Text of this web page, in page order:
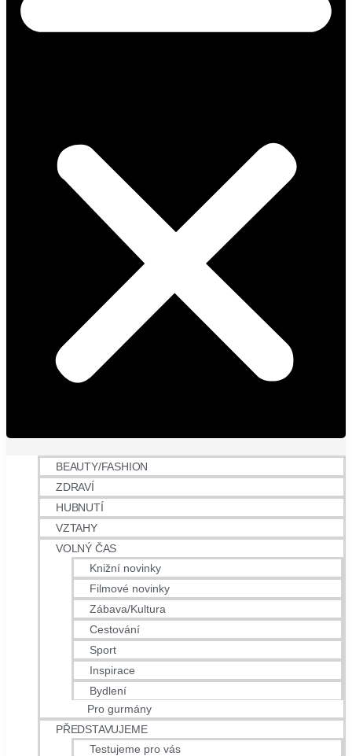
BEAUTY/FASHION
ZDRAVÍ
HUBNUTÍ
VZTAHY
VOLNÝ ČAS
Knižní novinky
Filmové novinky
Zábava/Kultura
Cestování
Sport
Inspirace
Bydlení
Pro gurmány
PŘEDSTAVUJEME
Testujeme pro vás